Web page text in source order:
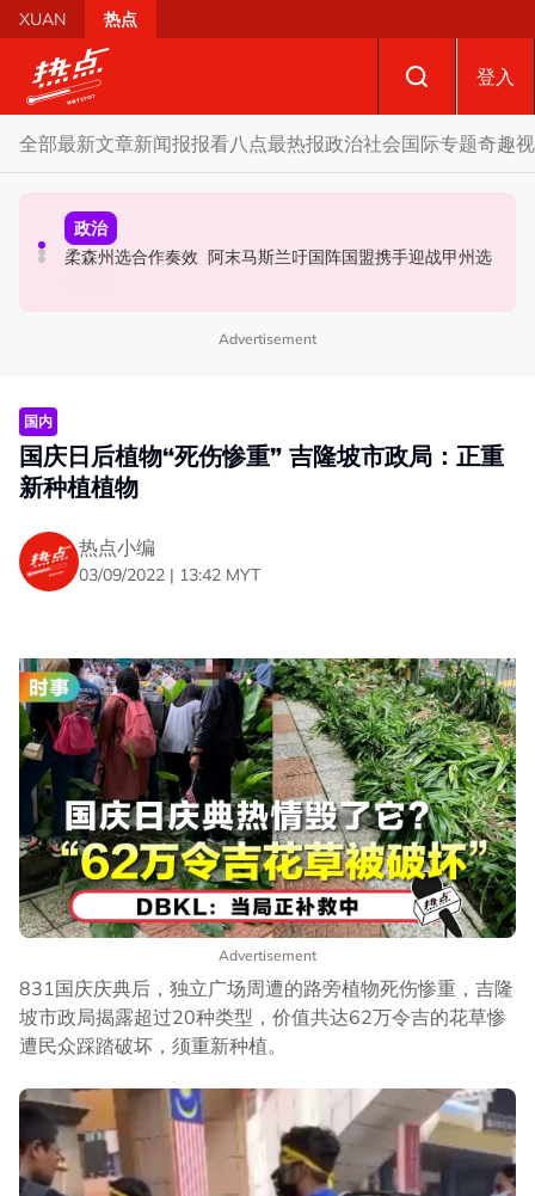
Skip to main content
XUAN 热点
登入
全部最新文章新闻报报看八点最热报政治社会国际专题奇趣
财经
SST成华商远离希盟因素？ 阿末马斯兰：华裔商家更倾向
社会
摩托车况欠佳、骑士疲劳肇祸 RXZ主办方否认非法飙车引
政治
柔森州选合作奏效 阿末马斯兰吁国阵国盟携手迎战甲州选
Advertisement
国内
国庆日后植物“死伤惨重” 吉隆坡市政局：正重
新种植植物
热点小编
03/09/2022 | 13:42 MYT
Advertisement
831国庆庆典后，独立广场周遭的路旁植物死伤惨重，吉隆
坡市政局揭露超过20种类型，价值共达62万令吉的花草惨
遭民众踩踏破坏，须重新种植。